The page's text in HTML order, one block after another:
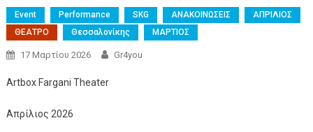
Event Performance SKG ΑΝΑΚΟΙΝΩΣΕΙΣ
ΑΠΡΙΛΙΟΣ
ΘΕΑΤΡΟ
Θεσσαλονίκης ΜΑΡΤΙΟΣ
17 Μαρτίου 2026 Gr4you
Artbox Fargani Theater
Απρίλιος 2026